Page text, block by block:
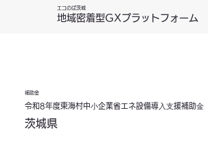
エコのば茨城
地域密着型GXプラットフォーム
補助金
令和8年度東海村中⼩企業省エネ設備導⼊⽀援補助⾦
茨城県